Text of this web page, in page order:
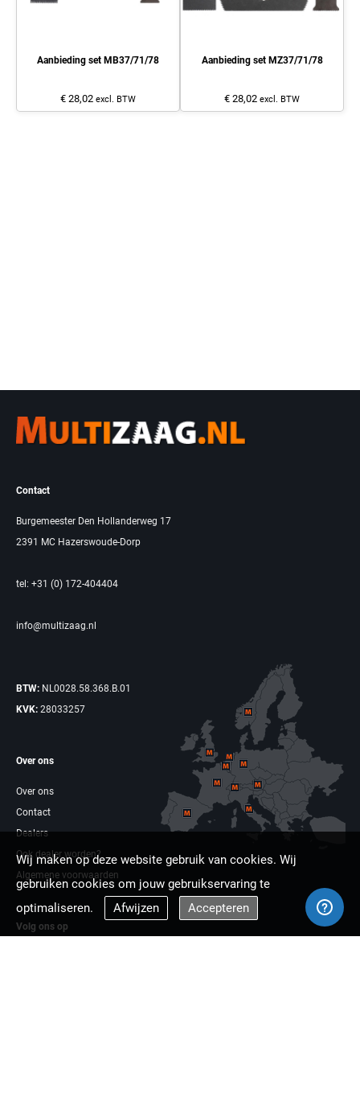
Aanbieding set MB37/71/78
€ 28,02 excl. BTW
Aanbieding set MZ37/71/78
€ 28,02 excl. BTW
Contact
Burgemeester Den Hollanderweg 17
2391 MC Hazerswoude-Dorp
tel: +31 (0) 172-404404
info@multizaag.nl
BTW: NL0028.58.368.B.01
KVK: 28033257
Over ons
Over ons
Contact
Dealers
Ook dealer worden?
Algemene voorwaarden
Volg ons op
Wij maken op deze website gebruik van cookies. Wij
gebruiken cookies om jouw gebruikservaring te
optimaliseren.
Afwijzen Accepteren